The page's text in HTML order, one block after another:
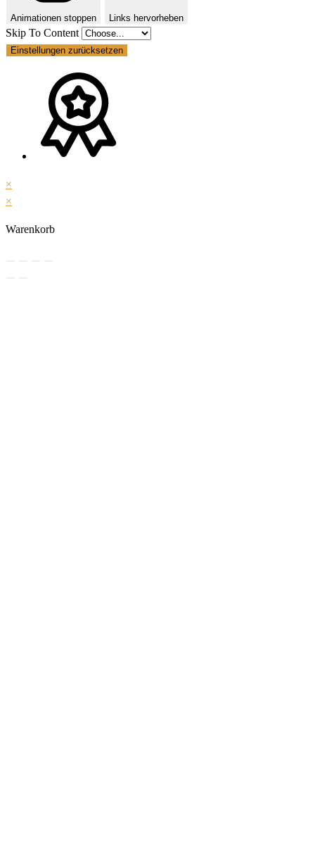
Animationen stoppen Links hervorheben
Skip To Content
Einstellungen zurücksetzen
×
×
Warenkorb